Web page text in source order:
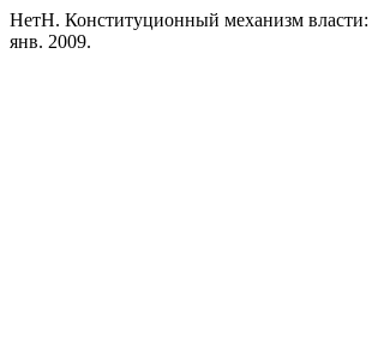
НетН. Конституционный механизм
янв. 2009.